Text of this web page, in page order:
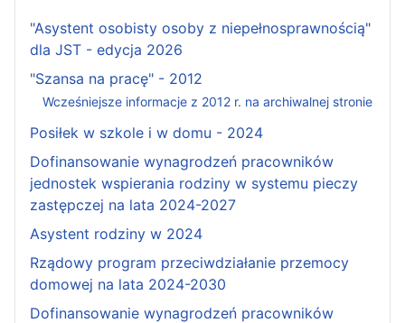
"Asystent osobisty osoby z niepełnosprawnością"
dla JST - edycja 2026
"Szansa na pracę" - 2012
Wcześniejsze informacje z 2012 r. na archiwalnej stronie
Posiłek w szkole i w domu - 2024
Dofinansowanie wynagrodzeń pracowników
jednostek wspierania rodziny w systemu pieczy
zastępczej na lata 2024-2027
Asystent rodziny w 2024
Rządowy program przeciwdziałanie przemocy
domowej na lata 2024-2030
Dofinansowanie wynagrodzeń pracowników